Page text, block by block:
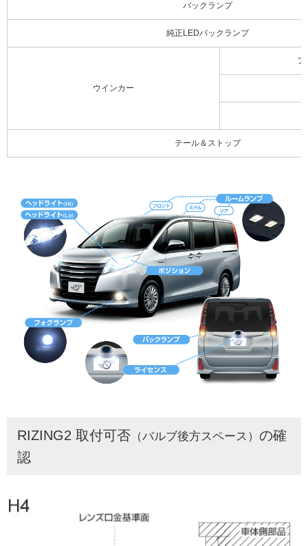
バックランプ
純正LEDバックランプ
ウインカー
フ
テール＆ストップ
RIZING2 取付可否 （バルブ後方スペース） の確
認